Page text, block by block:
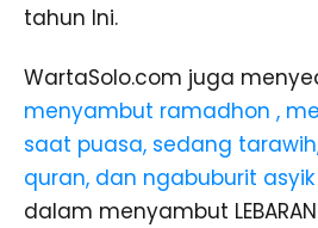
tahun Ini.
WartaSolo.com juga
menyambut ramadhon ,
saat puasa, sedang
quran, dan ngabuburit asyik
dalam menyambut